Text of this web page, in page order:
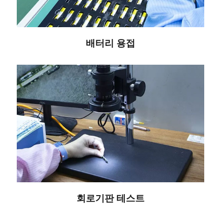
배터리 용접
회로기판 테스트